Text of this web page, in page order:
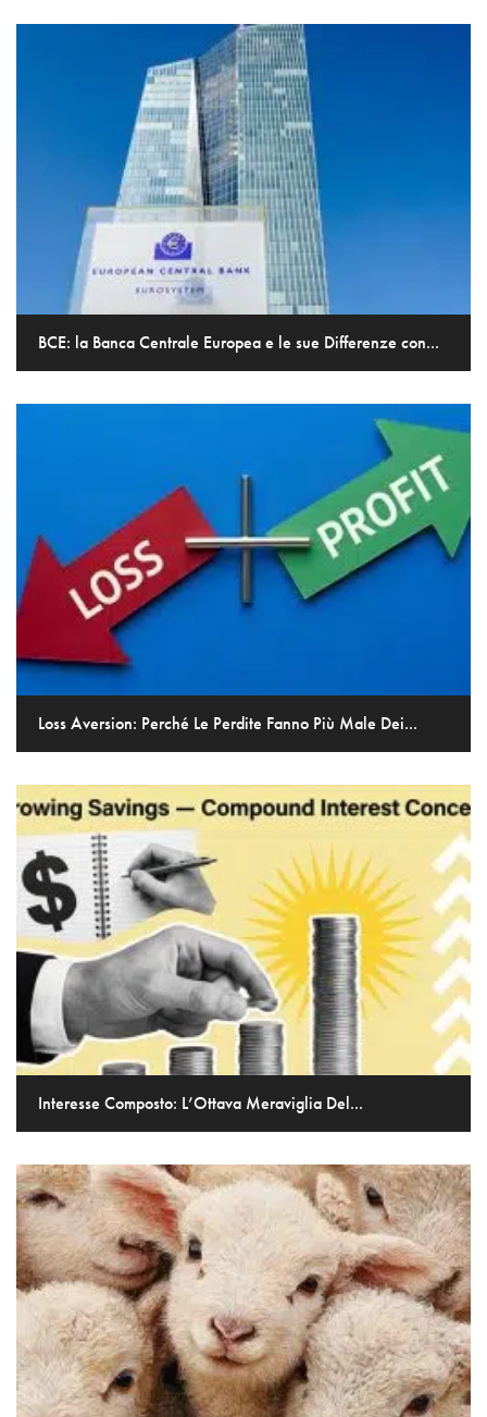
BCE: la Banca Centrale Europea e le sue Differenze con...
Loss Aversion: Perché Le Perdite Fanno Più Male Dei...
Interesse Composto: L’Ottava Meraviglia Del...